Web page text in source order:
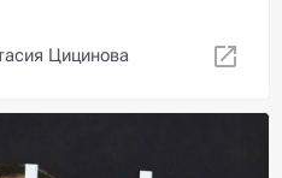
Цицинова